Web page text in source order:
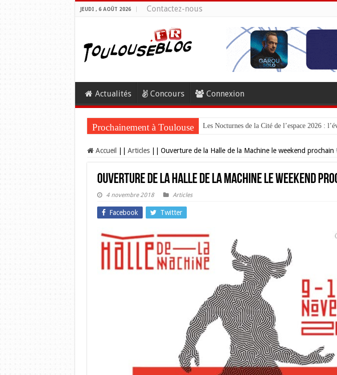
JEUDI , 6 AOÛT 2026 Contactez-nous
Actualités Concours Connexion
Prochainement à Toulouse Les Nocturnes de la Cité de l’espace 2026 :
Accueil Articles Ouverture de la Halle de la Machine le weekend prochain
Ouverture de la Halle de la Machine le weekend
4 novembre 2018 Articles
Facebook Twitter